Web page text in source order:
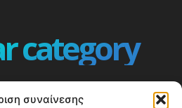
συναίνεσης
category